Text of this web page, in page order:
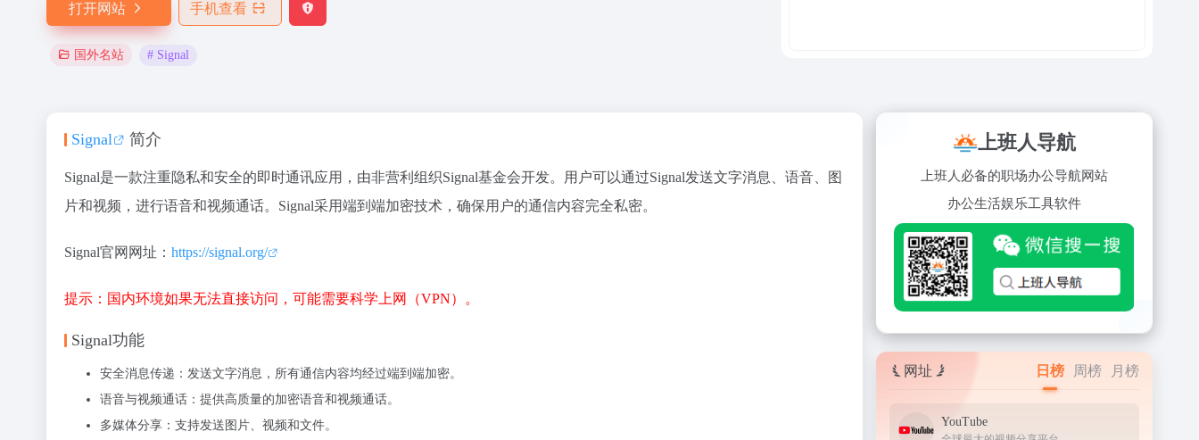
打开网站 手机查看
国外名站 # Signal
Signal 简介
Signal是一款注重隐私和安全的即时通讯应用，由非营利组织Signal基金会开发。用户可以通过Signal发送文字消息、语音、图
片和视频，进行语音和视频通话。Signal采用端到端加密技术，确保用户的通信内容完全私密。
Signal官网网址： https://signal.org/
提示：国内环境如果无法直接访问，可能需要科学上网（VPN）。
Signal功能
安全消息传递 ：发送文字消息，所有通信内容均经过端到端加密。
语音与视频通话 ：提供高质量的加密语音和视频通话。
多媒体分享 ：支持发送图片、视频和文件。
上班人导航
上班人必备的职场办公导航网站
办公生活娱乐工具软件
网址 日榜 周榜 月榜
YouTube